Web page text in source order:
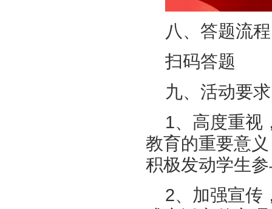
八、答题流程
扫码答题
九、活动要求
1、高度重视
教育的重要意
积极发动学生
2、加强宣传